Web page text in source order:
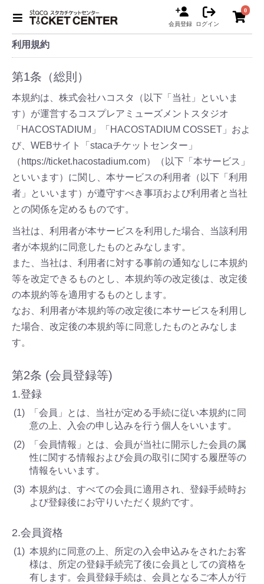
会員登録 ログイン
0
利用規約
第1条（総則）
本規約は、株式会社ハコスタ（以下「当社」といいま
す）が運営するコスプレアミューズメントスタジオ
「HACOSTADIUM」「HACOSTADIUM COSSET」およ
び、WEBサイト「stacaチケットセンター」
（https://ticket.hacostadium.com）（以下「本サービス」
といいます）に関し、本サービスの利用者（以下「利用
者」といいます）が遵守すべき事項および利用者と当社
との関係を定めるものです。
当社は、利用者が本サービスを利用した場合、当該利用
者が本規約に同意したものとみなします。
また、当社は、利用者に対する事前の通知なしに本規約
等を改定できるものとし、本規約等の改定後は、改定後
の本規約等を適用するものとします。
なお、利用者が本規約等の改定後に本サービスを利用し
た場合、改定後の本規約等に同意したものとみなしま
す。
第2条 (会員登録等)
1.登録
「会員」とは、当社が定める手続に従い本規約に同
意の上、入会の申し込みを行う個人をいいます。
「会員情報」とは、会員が当社に開示した会員の属
性に関する情報および会員の取引に関する履歴等の
情報をいいます。
本規約は、すべての会員に適用され、登録手続時お
よび登録後にお守りいただく規約です。
2.会員資格
本規約に同意の上、所定の入会申込みをされたお客
様は、所定の登録手続完了後に会員としての資格を
有します。会員登録手続は、会員となるご本人が行